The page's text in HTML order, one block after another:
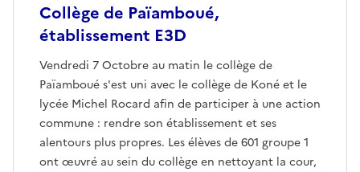
Collège de Païamboué,
établissement E3D
Vendredi 7 Octobre au matin le collège de
Païamboué s'est uni avec le collège de Koné et le
lycée Michel Rocard afin de participer à une action
commune : rendre son établissement et ses
alentours plus propres. Les élèves de 601 groupe 1
ont œuvré au sein du collège en nettoyant la cour,